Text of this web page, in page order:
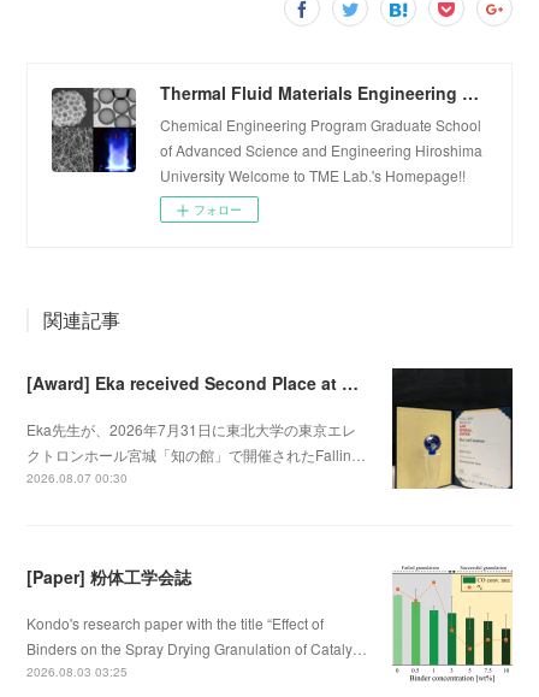
Thermal Fluid Materials Engineering Laboratory
Chemical Engineering Program Graduate School
of Advanced Science and Engineering Hiroshima
University Welcome to TME Lab.'s Homepage!!
フォロー
関連記事
[Award] Eka received Second Place at Falling Walls Lab Sendai 2026
Eka先生が、2026年7月31日に東北大学の東京エレ
クトロンホール宮城「知の館」で開催されたFallin…
2026.08.07 00:30
[Paper] 粉体工学会誌
Kondo's research paper with the title “Effect of
Binders on the Spray Drying Granulation of Cataly…
2026.08.03 03:25